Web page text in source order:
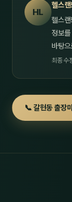
HL
헬스
헬스
정보
바탕
최종 수
📞 갈현동 출